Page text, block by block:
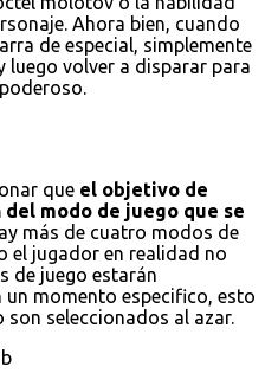
Ahora bien, cuando
de especial, simplemente
luego volver a disparar para
que el objetivo de
modo de juego que se
más de cuatro modos de
el jugador en realidad no
de juego estarán
momento especifico, esto
seleccionados al azar.